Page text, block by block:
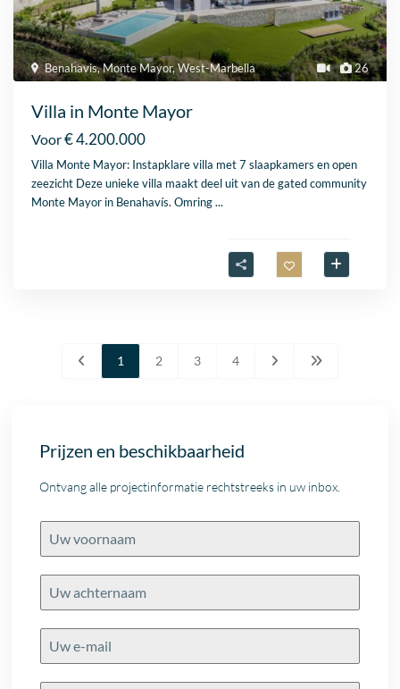
26
Benahavis,Monte Mayor,West-Marbella
Villa in Monte Mayor
Voor€ 4.200.000
Villa Monte Mayor: Instapklare villa met 7 slaapkamers en open
zeezicht Deze unieke villa maakt deel uit van de gated community
Monte Mayor in Benahavís. Omring...
1 2 3 4
Prijzen en beschikbaarheid
Ontvang alle projectinformatie rechtstreeks in uw inbox.